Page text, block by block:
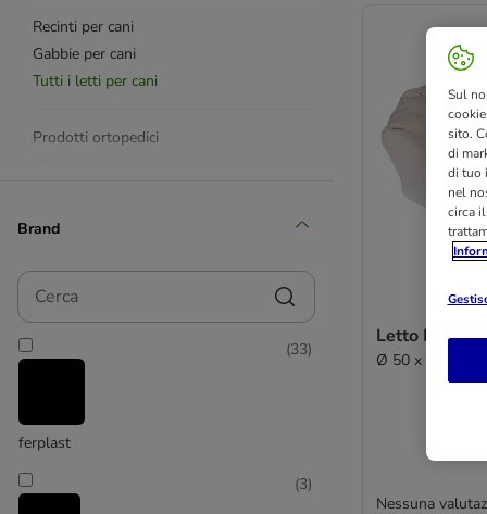
Recinti per cani
Gabbie per cani
Tutti i letti per cani
Prodotti ortopedici
Coperte per cani
Divanetti per cani
Nicchie per cani
Porte per cani
Accessori per la casa
Cucce in finta pelle/ecopelle
Brand
Cerca
ferplast
(33)
(3)
Letto
Ø 50 x H 18 cm
Nessuna
Sul
sito.
di
di tuo
nel
circa